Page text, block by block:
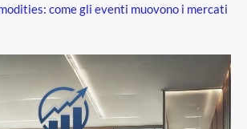
come gli eventi muovono i mercati